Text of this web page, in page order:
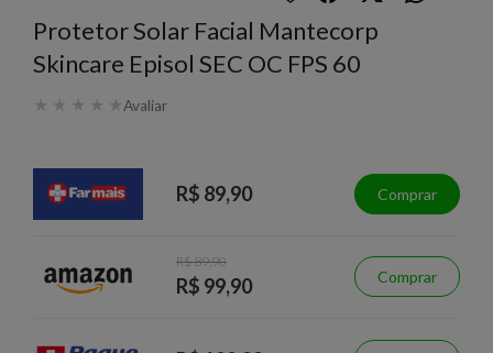
Protetor Solar Facial Mantecorp
Skincare Episol SEC OC FPS 60
★ ★ ★ ★ ★Avaliar
R$ 89,90 Comprar
R$ 89,90
R$ 99,90 Comprar